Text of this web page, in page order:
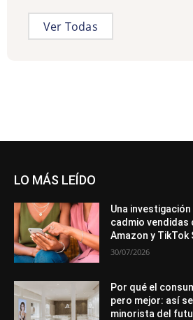
Ver Todas
LO MÁS LEÍDO
Una
cadmio vendidas
Amazon y TikTok
30/07/2026
Por qué el
pero mejor: así
minorista del